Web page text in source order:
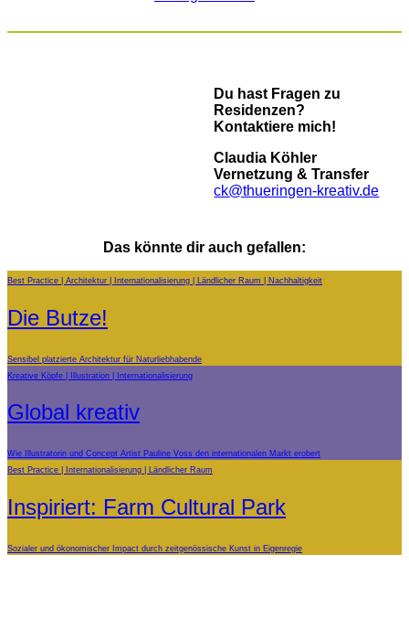
Du hast Fragen zu
Residenzen?
Kontaktiere mich!
Claudia Köhler
Vernetzung & Transfer
ck@thueringen-kreativ.de
Das könnte dir auch gefallen:
Best Practice Architektur Internationalisierung Ländlicher Raum Nachhaltigkeit
Die Butze!
Sensibel platzierte Architektur für Naturliebhabende
Kreative Köpfe
Illustration Internationalisierung
Global kreativ
Wie Illustratorin und Concept Artist Pauline Voss den internationalen Markt erobert
Best Practice
Internationalisierung Ländlicher Raum
Inspiriert: Farm Cultural Park
Sozialer und ökonomischer Impact durch zeitgenössische Kunst in Eigenregie